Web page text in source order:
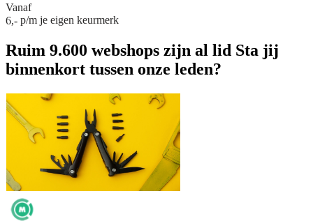
Vanaf
6,- p/m je eigen keurmerk
Ruim 9.600 webshops zijn al lid Sta jij
binnenkort tussen onze leden?